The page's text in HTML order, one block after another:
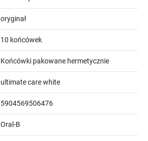
oryginał
10 końcówek
Końcówki pakowane hermetycznie
ultimate care white
5904569506476
Oral-B